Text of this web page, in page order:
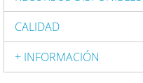
CALIDAD
+ INFORMACIÓN